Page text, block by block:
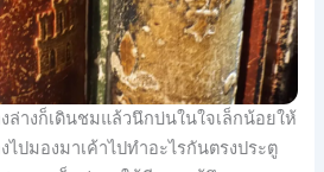
างก็เดินชมแล้วนึกบ่นในใจเล็กน้อยให้
ปมองมาเค้าไปทำอะไรกันตรงประตู